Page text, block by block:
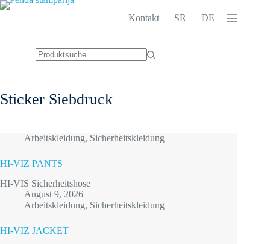
Zum
Kontakt SR DE
Sticker Siebdruck
Arbeitskleidung, Sicherheitskleidung
HI-VIZ PANTS
HI-VIS Sicherheitshose
August 9, 2026
Arbeitskleidung, Sicherheitskleidung
HI-VIZ JACKET